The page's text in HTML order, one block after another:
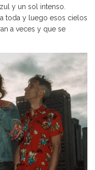
y un sol intenso.
toda y luego esos cielos
a veces y que se